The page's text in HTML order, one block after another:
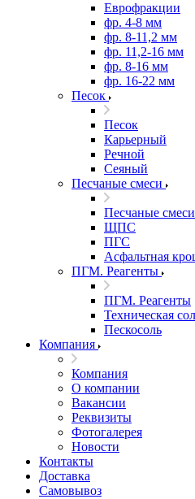
Еврофракции
фр. 4-8 мм
фр. 8-11,2 мм
фр. 11,2-16 мм
фр. 8-16 мм
фр. 16-22 мм
Песок
Песок
Карьерный
Речной
Сеяный
Песчаные смеси
Песчаные смеси
ЩПС
ПГС
Асфальтная
ПГМ. Реагенты
ПГМ. Реагенты
Техническая
Пескосоль
Компания
Компания
О компании
Вакансии
Реквизиты
Фотогалерея
Новости
Контакты
Доставка
Самовывоз